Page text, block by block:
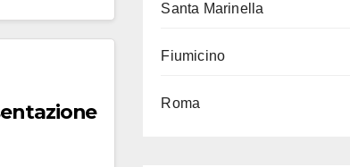
Santa Marinella
Fiumicino
Roma